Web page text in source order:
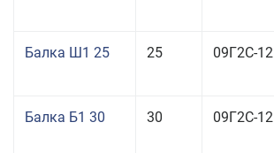
Балка Ш1 25 25 09Г2С-12
Балка Б1 30 30 09Г2С-12